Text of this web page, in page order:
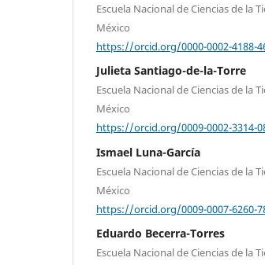
Escuela Nacional de Ciencias de la
México
https://orcid.org/0000-0002-4188-
Julieta Santiago-de-la-Torre
Escuela Nacional de Ciencias de la
México
https://orcid.org/0009-0002-3314-
Ismael Luna-García
Escuela Nacional de Ciencias de la
México
https://orcid.org/0009-0007-6260-
Eduardo Becerra-Torres
Escuela Nacional de Ciencias de la